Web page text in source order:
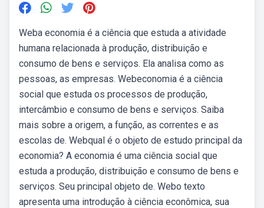
Weba economia é a ciência que estuda a atividade
humana relacionada à produção, distribuição e
consumo de bens e serviços. Ela analisa como as
pessoas, as empresas. Webeconomia é a ciência
social que estuda os processos de produção,
intercâmbio e consumo de bens e serviços. Saiba
mais sobre a origem, a função, as correntes e as
escolas de. Webqual é o objeto de estudo principal da
economia? A economia é uma ciência social que
estuda a produção, distribuição e consumo de bens e
serviços. Seu principal objeto de. Webo texto
apresenta uma introdução à ciência econômica, sua